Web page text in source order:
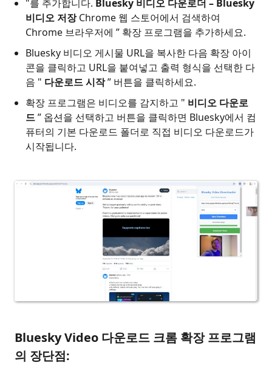
"를 추가합니다. Bluesky 비디오 다운로더 – Bluesky
비디오 저장Chrome 웹 스토어에서 검색하여
Chrome 브라우저에 ” 확장 프로그램을 추가하세요.
Bluesky 비디오 게시물 URL을 복사한 다음 확장 아이
콘을 클릭하고 URL을 붙여넣고 출력 형식을 선택한 다
음 " 다운로드 시작” 버튼을 클릭하세요.
확장 프로그램은 비디오를 감지하고 " 비디오 다운로
드” 옵션을 선택하고 버튼을 클릭하면 Bluesky에서 컴
퓨터의 기본 다운로드 폴더로 직접 비디오 다운로드가
시작됩니다.
Bluesky Video 다운로드 크롬 확장 프로그램
의 장단점: